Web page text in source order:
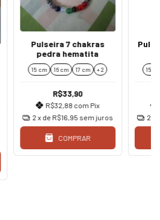
Pulseira 7 chakras
pedra hematita
15 cm 16 cm 17 cm + 2
R$33,90
R$32,88 com Pix
2x de R$16,95 sem juros
COMPRAR
15
2